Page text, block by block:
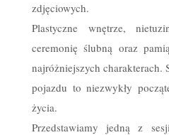
zdjęciowych.
Plastyczne wnętrze,
ceremonię ślubną oraz
najróżniejszych charakterach.
pojazdu to niezwykły
życia.
Przedstawiamy jedną z